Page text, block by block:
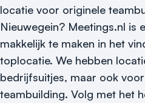
Vraag locatie aan
Locatiegids
locatie voor originele
Nieuwegein? Meetings.nl is
makkelijk te maken in het
toplocatie. We hebben
bedrijfsuitjes, maar ook
teambuilding. Volg met het